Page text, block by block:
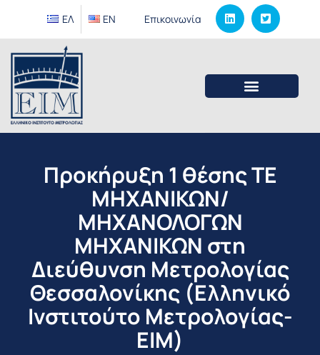
ΕΛ EΝ Επικοινωνία
Προκήρυξη 1 θέσης ΤΕ
ΜΗΧΑΝΙΚΩΝ/
ΜΗΧΑΝΟΛΟΓΩΝ
ΜΗΧΑΝΙΚΩΝ στη
Διεύθυνση Μετρολογίας
Θεσσαλονίκης (Ελληνικό
Ινστιτούτο Μετρολογίας-
ΕΙΜ)